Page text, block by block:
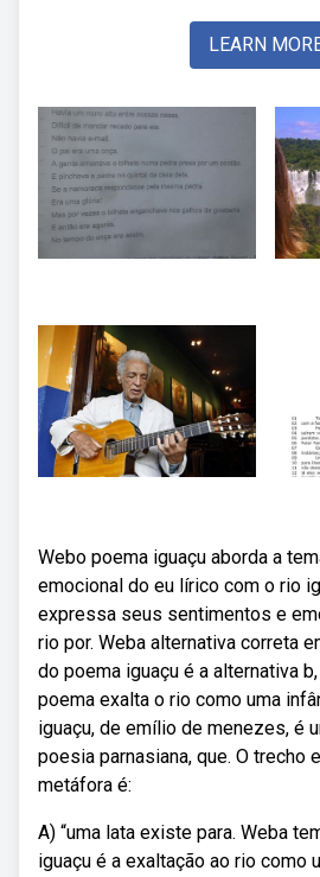
LEARN
Webo poema iguaçu aborda a
emocional do eu lírico com o rio
expressa seus sentimentos e
rio por. Weba alternativa correta
do poema iguaçu é a alternativa
poema exalta o rio como uma
iguaçu, de emílio de menezes, é
poesia parnasiana, que. O trecho
metáfora é:
A) “uma lata existe para. Weba
iguaçu é a exaltação ao rio como